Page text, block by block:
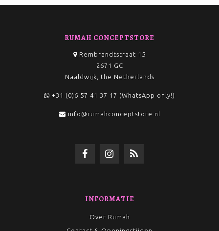
RUMAH CONCEPTSTORE
Rembrandtstraat 15
2671 GC
Naaldwijk, the Netherlands
+31 (0)6 57 41 37 17 (WhatsApp only!)
info@rumahconceptstore.nl
INFORMATIE
Over Rumah